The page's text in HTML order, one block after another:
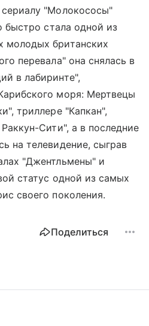
сериалу "Молокососы"
быстро стала одной из
молодых британских
перевала" она снялась в
в лабиринте",
моря: Мертвецы
триллере "Капкан",
Сити", а в последние
на телевидение, сыграв
"Джентльмены" и
статус одной из самых
своего поколения.
Поделиться